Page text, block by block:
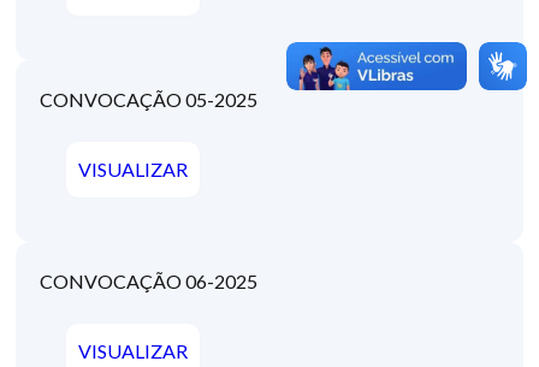
CONVOCAÇÃO 05-2025
VISUALIZAR
CONVOCAÇÃO 06-2025
VISUALIZAR